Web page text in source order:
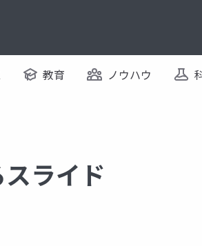
教育 ノウハウ
ライド